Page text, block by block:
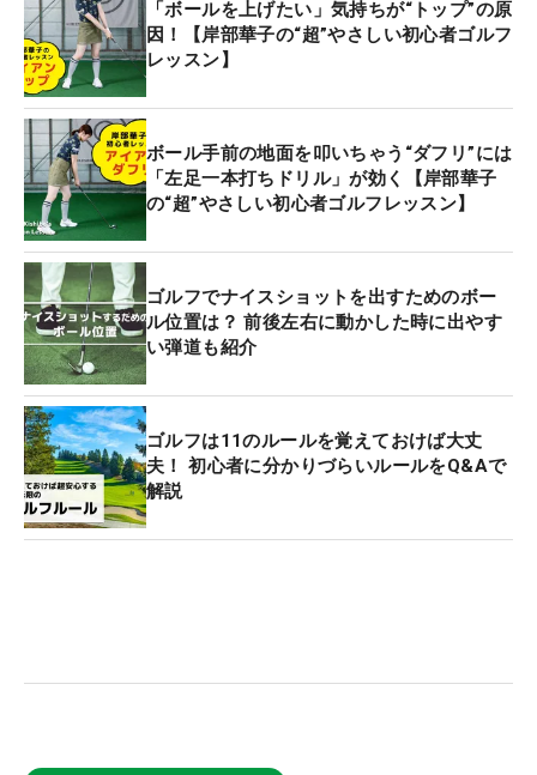
「ボールを上げたい」気持ちが“トップ”の原
因！【岸部華子の“超”やさしい初心者ゴルフ
レッスン】
ボール手前の地面を叩いちゃう“ダフリ”には
「左足一本打ちドリル」が効く【岸部華子
の“超”やさしい初心者ゴルフレッスン】
ゴルフでナイスショットを出すためのボー
ル位置は？ 前後左右に動かした時に出やす
い弾道も紹介
ゴルフは11のルールを覚えておけば大丈
夫！ 初心者に分かりづらいルールをQ&Aで
解説